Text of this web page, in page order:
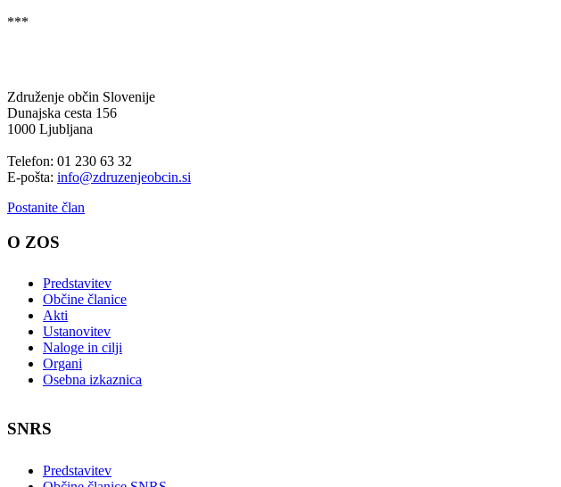
***
Združenje občin Slovenije
Dunajska cesta 156
1000 Ljubljana
Telefon: 01 230 63 32
E-pošta: info@zdruzenjeobcin.si
Postanite član
O ZOS
Predstavitev
Občine članice
Akti
Ustanovitev
Naloge in cilji
Organi
Osebna izkaznica
SNRS
Predstavitev